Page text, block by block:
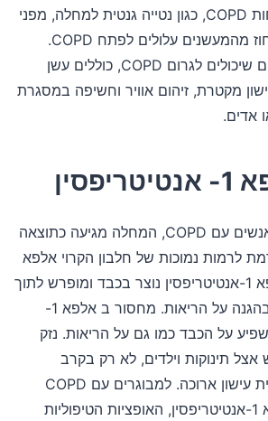
שמשחקים בהתפתחות COPD, כגון נטייה גנטית למחלה, מפני
שרק כ 20 עד 30 אחוז מהמעשנים עלולים לפתח COPD.
חומרים מגרים אחרים שיכולים לגרום COPD, כוללים עשן
מקטרת, זיהום אוויר וחשיפה במסגרת
אדים.
בערך אצל אחוז מהאנשים עם COPD, המחלה מגיעה כתוצאה
לרמות נמוכות של חלבון הקרוי אלפא
1-אנטיטריפסין. אלפא 1-אנטיטריפסין נוצר בכבד ומופרש לתוך
זרם הדם כדי לסייע בהגנה על הריאות. מחסור ב אלפא 1-
על הכבד כמו גם על הריאות. נזק
אצל תינוקות וילדים, לא רק בקרב
מבוגרים עם היסטורית עישון ארוכה. למבוגרים עם COPD
הקשור לחסר באלפא 1-אנטיטריפסין, האופציות הטיפוליות